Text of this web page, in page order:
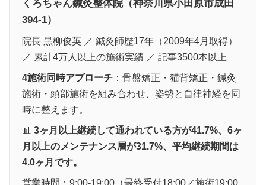
くろちゃん鍼灸整体院（神奈川県小田原市成田
394-1）
院長 黒柳俊英 ／ 鍼灸師歴17年（2009年4月取得）
／ 累計4万人以上の施術実績 ／ 記事3500本以上
4施術同時アプローチ ：骨盤矯正・猫背矯正・鍼灸
施術・頭部施術を組み合わせ、姿勢と自律神経を同
時に整えます。
📊 3ヶ月以上継続して通われている方が41.7%、6ヶ
月以上のメンテナンス層が31.7%、平均継続期間は
4.0ヶ月です。
営業時間：9:00-19:00（最終受付18:00／施術19:00